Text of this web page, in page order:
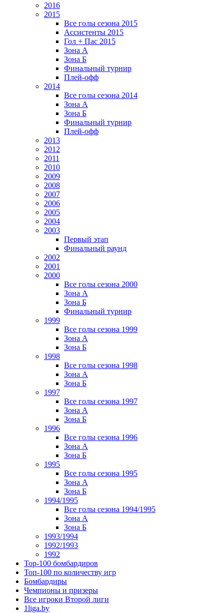
2016
2015
Все голы сезона 2015
Ассистенты 2015
Гол + Пас 2015
Зона А
Зона Б
Финальный турнир
Плей-офф
2014
Все голы сезона 2014
Зона А
Зона Б
Финальный турнир
Плей-офф
2013
2012
2011
2010
2009
2008
2007
2006
2005
2004
2003
Первый этап
Финальный раунд
2002
2001
2000
Все голы сезона 2000
Зона А
Зона Б
Финальный турнир
1999
Все голы сезона 1999
Зона А
Зона Б
1998
Все голы сезона 1998
Зона А
Зона Б
1997
Все голы сезона 1997
Зона А
Зона Б
1996
Все голы сезона 1996
Зона А
Зона Б
1995
Все голы сезона 1995
Зона А
Зона Б
1994/1995
Все голы сезона 1994/1995
Зона А
Зона Б
1993/1994
1992/1993
1992
Top-100 бомбардиров
Топ-100 по количеству игр
Бомбардиры
Чемпионы и призеры
Все игроки Второй лиги
1liga.by